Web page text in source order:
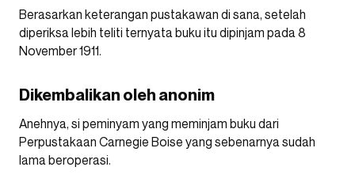
Berasarkan keterangan pustakawan di sana, setelah
diperiksa lebih teliti ternyata buku itu dipinjam pada 8
November 1911.
Dikembalikan oleh anonim
Anehnya, si peminyam yang meminjam buku dari
Perpustakaan Carnegie Boise yang sebenarnya sudah
lama beroperasi.